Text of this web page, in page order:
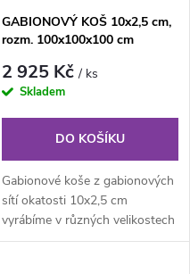
GABIONOVÝ KOŠ 10x2,5 cm,
rozm. 100x100x100 cm
2 925 Kč/ ks
Skladem
DO KOŠÍKU
Gabionové koše z gabionových
sítí okatosti 10x2,5 cm
vyrábíme v různých velikostech
podle individuálních